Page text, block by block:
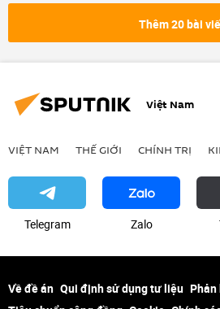
Thêm 20 bài
Việt Nam
VIỆT NAM THẾ GIỚI CHÍNH TRỊ
Telegram Zalo
Về đề án Qui định sử dụng tư liệu Phản